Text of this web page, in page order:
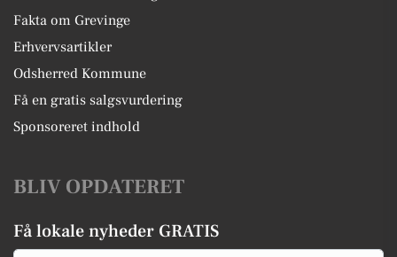
Fakta om Grevinge
Erhvervsartikler
Odsherred Kommune
Få en gratis salgsvurdering
Sponsoreret indhold
BLIV OPDATERET
Få lokale nyheder GRATIS